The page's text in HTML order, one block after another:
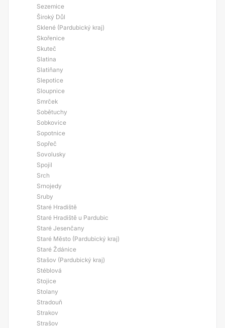
Sezemice
Široký Důl
Sklené (Pardubický kraj)
Skořenice
Skuteč
Slatina
Slatiňany
Slepotice
Sloupnice
Smrček
Sobětuchy
Sobkovice
Sopotnice
Sopřeč
Sovolusky
Spojil
Srch
Srnojedy
Sruby
Staré Hradiště
Staré Hradiště u Pardubic
Staré Jesenčany
Staré Město (Pardubický kraj)
Staré Ždánice
Stašov (Pardubický kraj)
Stéblová
Stojice
Stolany
Stradouň
Strakov
Strašov